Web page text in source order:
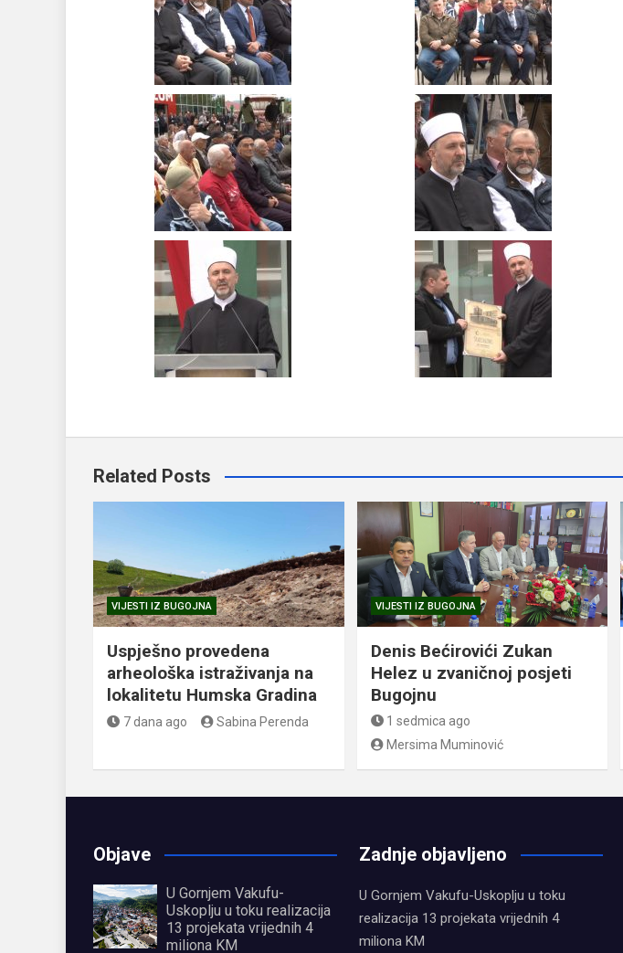
Related Posts
VIJESTI IZ BUGOJNA
Uspješno provedena
arheološka istraživanja na
lokalitetu Humska Gradina
7 dana ago Sabina Perenda
VIJESTI IZ BUGOJNA
Denis Bećirovići Zukan
Helez u zvaničnoj posjeti
Bugojnu
1 sedmica ago
Mersima Muminović
Objave
U Gornjem Vakufu-
Uskoplju u toku realizacija
13 projekata vrijednih 4
miliona KM
Zadnje objavljeno
U Gornjem Vakufu-Uskoplju u toku
realizacija 13 projekata vrijednih 4
miliona KM